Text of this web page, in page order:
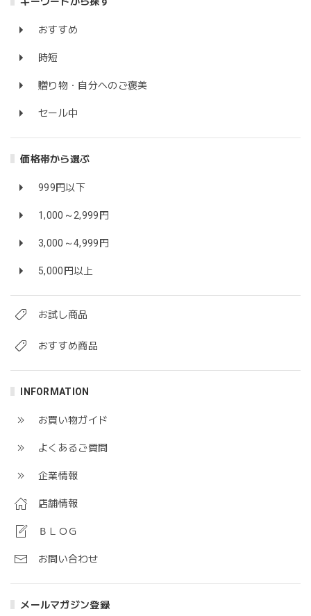
おすすめ
時短
贈り物・自分へのご褒美
セール中
価格帯から選ぶ
999円以下
1,000～2,999円
3,000～4,999円
5,000円以上
お試し商品
おすすめ商品
INFORMATION
お買い物ガイド
よくあるご質問
企業情報
店舗情報
ＢＬＯＧ
お問い合わせ
メールマガジン登録